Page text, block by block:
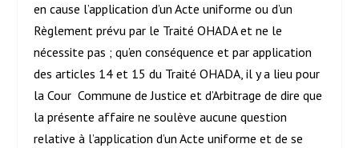
en cause l’application d’un Acte uniforme ou d’un
Règlement prévu par le Traité OHADA et ne le
nécessite pas ; qu’en conséquence et par application
des articles 14 et 15 du Traité OHADA, il y a lieu pour
la Cour Commune de Justice et d’Arbitrage de dire que
la présente affaire ne soulève aucune question
relative à l’application d’un Acte uniforme et de se